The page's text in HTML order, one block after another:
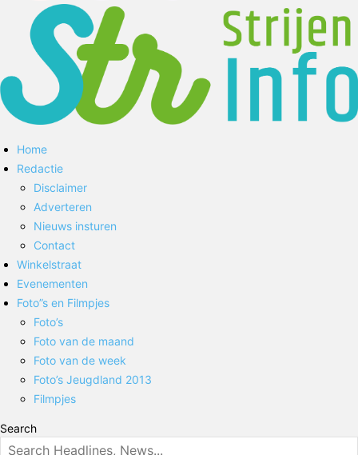
Home
Redactie
Disclaimer
Adverteren
Nieuws insturen
Contact
Winkelstraat
Evenementen
Foto”s en Filmpjes
Foto’s
Foto van de maand
Foto van de week
Foto’s Jeugdland 2013
Filmpjes
Search